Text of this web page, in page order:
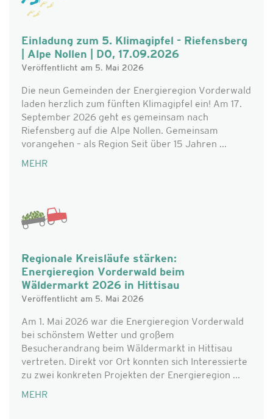
Einladung zum 5. Klimagipfel - Riefensberg
| Alpe Nollen | DO, 17.09.2026
Veröffentlicht am 5. Mai 2026
Die neun Gemeinden der Energieregion Vorderwald
laden herzlich zum fünften Klimagipfel ein! Am 17.
September 2026 geht es gemeinsam nach
Riefensberg auf die Alpe Nollen. Gemeinsam
vorangehen – als Region Seit über 15 Jahren ...
MEHR
Regionale Kreisläufe stärken:
Energieregion Vorderwald beim
Wäldermarkt 2026 in Hittisau
Veröffentlicht am 5. Mai 2026
Am 1. Mai 2026 war die Energieregion Vorderwald
bei schönstem Wetter und großem
Besucherandrang beim Wäldermarkt in Hittisau
vertreten. Direkt vor Ort konnten sich Interessierte
zu zwei konkreten Projekten der Energieregion ...
MEHR